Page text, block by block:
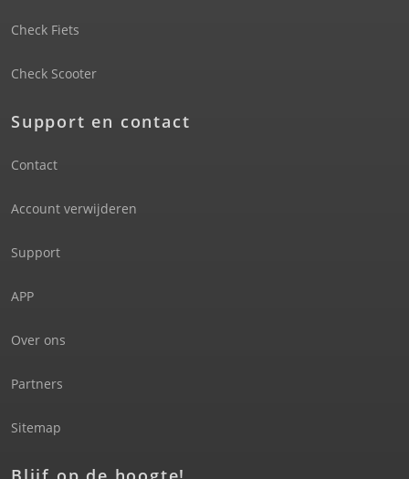
Check Fiets
Check Scooter
Support en contact
Contact
Account verwijderen
Support
APP
Over ons
Partners
Sitemap